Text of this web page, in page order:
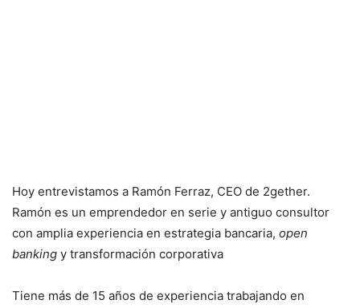
Hoy entrevistamos a Ramón Ferraz, CEO de 2gether.
Ramón es un emprendedor en serie y antiguo consultor
con amplia experiencia en estrategia bancaria, open
banking y transformación corporativa
Tiene más de 15 años de experiencia trabajando en